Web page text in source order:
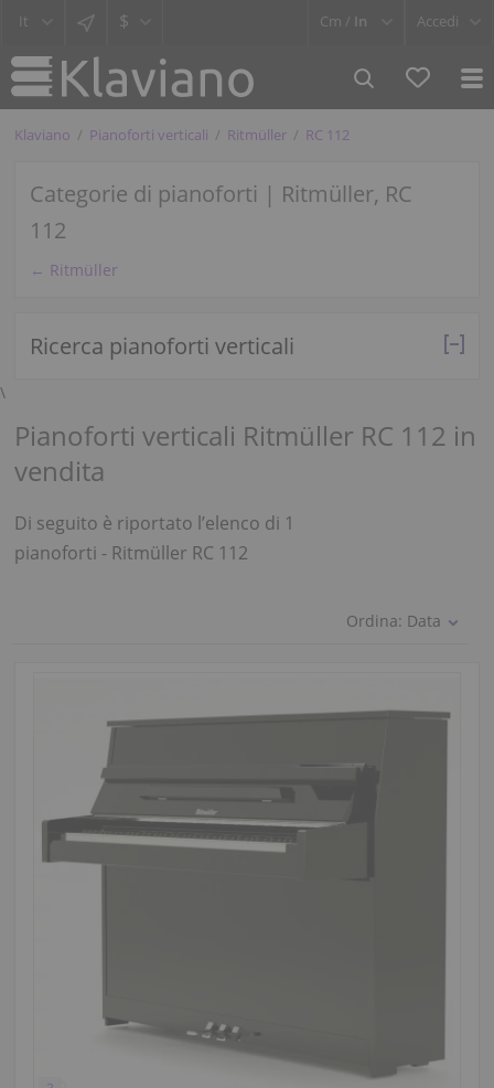
$ Cm / In Accedi
Klaviano Pianoforti verticali Ritmüller RC 112
Categorie di pianoforti | Ritmüller, RC
112
← Ritmüller
Ricerca pianoforti verticali
\
Pianoforti verticali Ritmüller RC 112 in
vendita
Di seguito è riportato l’elenco di 1
pianoforti - Ritmüller RC 112
Ordina: Data